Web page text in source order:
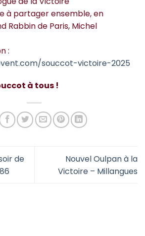
à partager ensemble, en
Rabbin de Paris, Michel
:
souccot-victoire-2025
à tous !
de
Nouvel Oulpan à la
Victoire – Millangues